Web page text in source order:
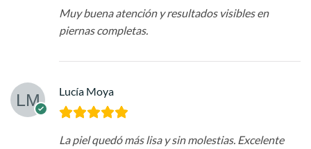
Muy buena atención y resultados visibles en
piernas completas.
Lucía Moya
La piel quedó más lisa y sin molestias. Excelente